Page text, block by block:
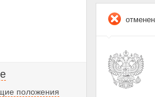
положения